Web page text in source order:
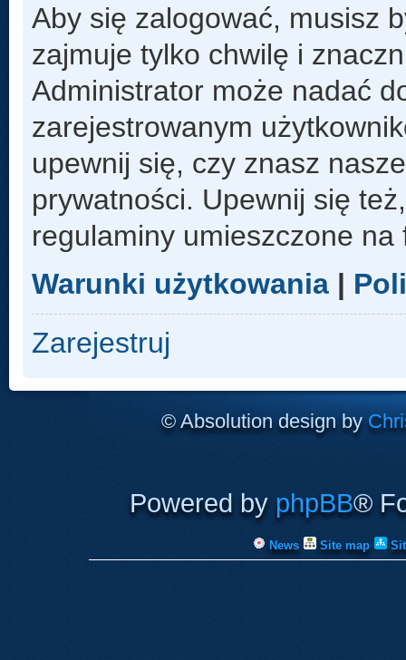
Aby się zalogować, musisz
zajmuje tylko chwilę i
Administrator może nadać
zarejestrowanym
upewnij się, czy znasz
prywatności. Upewnij się
regulaminy umieszczone na
Warunki użytkowania |
Zarejestruj
© Absolution design by
Powered by phpBB®
News Site map